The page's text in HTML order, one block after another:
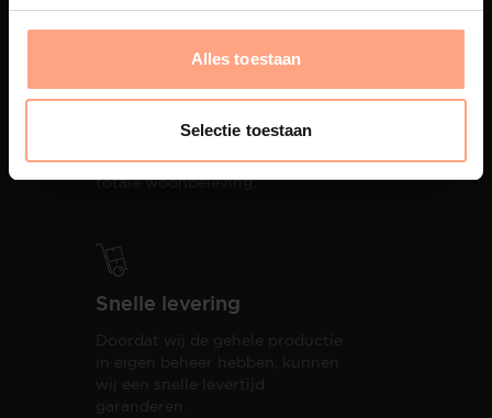
Alles toestaan
Selectie toestaan
ontzorging van eerste schets tot
oplevering,met als resultaat een
totale woonbeleving.
Snelle levering
Doordat wij de gehele productie
in eigen beheer hebben, kunnen
wij een snelle levertijd
garanderen.